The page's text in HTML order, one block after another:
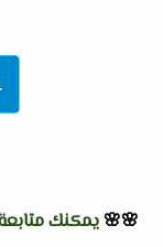
🌸🌸 يمكنك